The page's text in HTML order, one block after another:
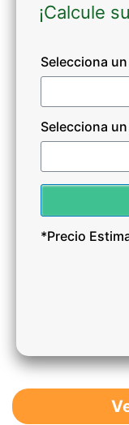
¡Calcule
Selecciona
Selecciona
*Precio